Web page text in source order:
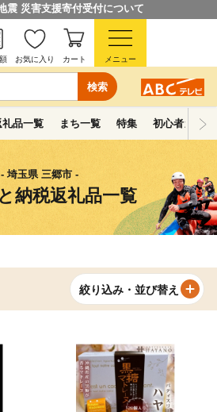
震 災害支援寄付受付について
検索
お気に入り カート メニュー
礼品一覧 まち一覧 特集 初心者ガイド
- 埼玉県 三郷市 -
納税返礼品一覧
絞り込み・並び替え